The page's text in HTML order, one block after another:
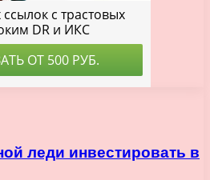
леди инвестировать в